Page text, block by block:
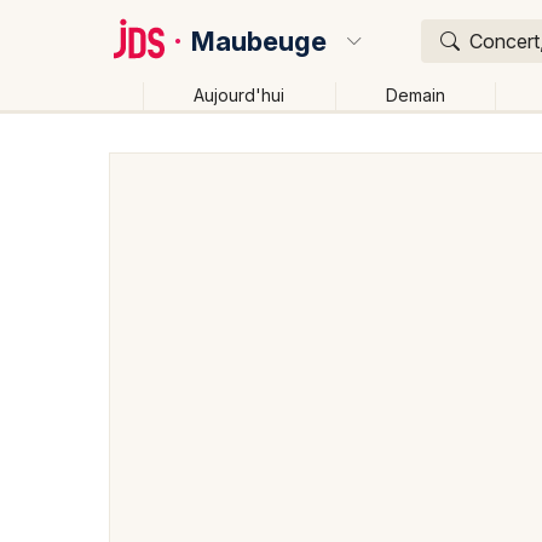
Maubeuge
Aujourd'hui Demain